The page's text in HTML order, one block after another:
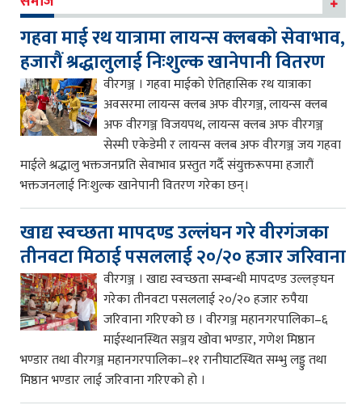
गहवा माई रथ यात्रामा लायन्स क्लबको सेवाभाव,
हजारौं श्रद्धालुलाई निःशुल्क खानेपानी वितरण
वीरगञ्ज । गहवा माईको ऐतिहासिक रथ यात्राका
अवसरमा लायन्स क्लब अफ वीरगञ्ज, लायन्स क्लब
अफ वीरगञ्ज विजयपथ, लायन्स क्लब अफ वीरगञ्ज
सेस्मी एकेडेमी र लायन्स क्लब अफ वीरगञ्ज जय गहवा
माईले श्रद्धालु भक्तजनप्रति सेवाभाव प्रस्तुत गर्दै संयुक्तरूपमा हजारौं
भक्तजनलाई निःशुल्क खानेपानी वितरण गरेका छन्।
खाद्य स्वच्छता मापदण्ड उल्लंघन गरे वीरगंजका
तीनवटा मिठाई पसललाई २०/२० हजार जरिवाना
वीरगञ्ज । खाद्य स्वच्छता सम्बन्धी मापदण्ड उल्लङ्घन
गरेका तीनवटा पसललाई २०/२० हजार रुपैया
जरिवाना गरिएको छ । वीरगञ्ज महानगरपालिका–६
माईस्थानस्थित सञ्जय खोवा भण्डार, गणेश मिष्ठान
भण्डार तथा वीरगञ्ज महानगरपालिका–११ रानीघाटस्थित सम्भु लड्डु तथा
मिष्ठान भण्डार लाई जरिवाना गरिएको हो ।